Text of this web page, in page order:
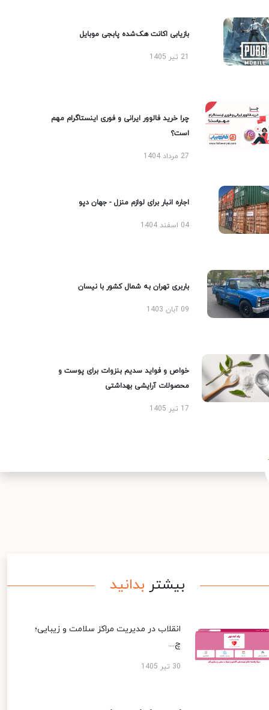
بازیابی اکانت هک‌شده پابجی موبایل
چرا خرید فالوور ایرانی و فوری اینستاگرام مهم
است؟
27 مرداد 1404
اجاره انبار برای لوازم منزل - جهان دپو
04 اسفند 1404
باربری تهران به شمال کشور با نیسان
09 آبان 1403
خواص و فواید سدیم بنزوات برای پوست و
محصولات آرایشی بهداشتی
17 تیر 1405
بیشتر بدانید
انقلاب در مدیریت مراکز سلامت و زیبایی؛
چ...
30 تیر 1405